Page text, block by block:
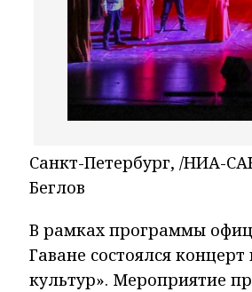
Санкт-Петербург, /НИА-
Беглов
В рамках программы
Гаване состоялся
культур». Мероприятие